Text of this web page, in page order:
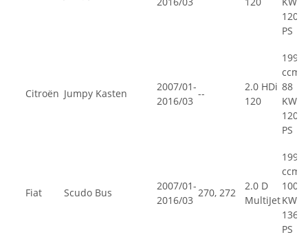
120
PS
Citroën Jumpy Kasten
2007/01-
2016/03
--
2.0 HDi
120
1997
ccm,
88
KW,
120
PS
Fiat Scudo Bus
2007/01-
2016/03
270, 272
2.0 D
MultiJet
1997
ccm,
100
KW,
136
PS